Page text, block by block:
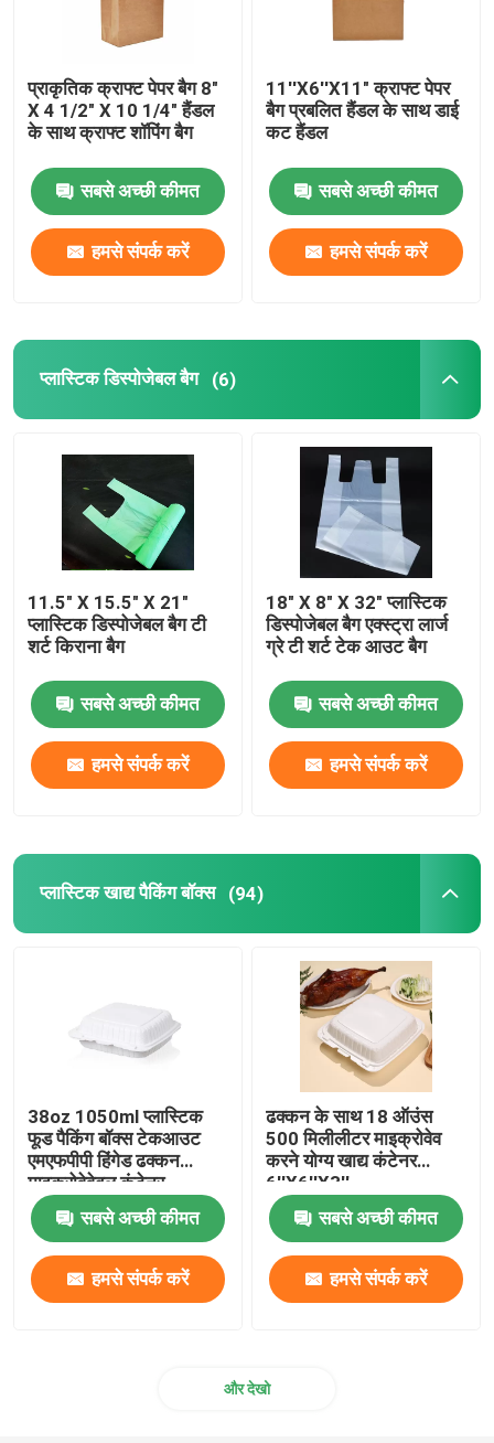
हमारे बारे में
कारखाना भ्रमण
गुणवत्ता नियंत्रण
संपर्क करें
मामलों
पेपर डिस्पोजेबल कप
प्लास्टिक डिस्पोजेबल बैग
प्लास्टिक खाद्य पैकिंग बॉक्स
पेपर टेक आउट बॉक्स
बायोडिग्रेडेबल कंटेनर
पन्नी खाद्य कंटेनर
पॉप अप फ़ॉइल शीट
सिलिकॉन ग्रीसप्रूफ पेपर
पीवीसी क्लिंग फिल्म
प्राकृतिक क्राफ्ट पेपर बैग 8"
X 4 1/2" X 10 1/4" हैंडल
के साथ क्राफ्ट शॉपिंग बैग
सबसे अच्छी कीमत
हमसे संपर्क करें
11''X6''X11" क्राफ्ट पेपर
बैग प्रबलित हैंडल के साथ डाई
कट हैंडल
सबसे अच्छी कीमत
हमसे संपर्क करें
प्लास्टिक डिस्पोजेबल बैग (6)
11.5" X 15.5" X 21"
प्लास्टिक डिस्पोजेबल बैग टी
शर्ट किराना बैग
सबसे अच्छी कीमत
हमसे संपर्क करें
18" X 8" X 32" प्लास्टिक
डिस्पोजेबल बैग एक्स्ट्रा लार्ज
ग्रे टी शर्ट टेक आउट बैग
सबसे अच्छी कीमत
हमसे संपर्क करें
प्लास्टिक खाद्य पैकिंग बॉक्स (94)
38oz 1050ml प्लास्टिक
फूड पैकिंग बॉक्स टेकआउट
एमएफपीपी हिंगेड ढक्कन
माइक्रोवेवेबल कंटेनर
9''X9''X2.8''
सबसे अच्छी कीमत
हमसे संपर्क करें
ढक्कन के साथ 18 ऑउंस
500 मिलीलीटर माइक्रोवेव
करने योग्य खाद्य कंटेनर
6''X6''X3''
सबसे अच्छी कीमत
हमसे संपर्क करें
और देखो